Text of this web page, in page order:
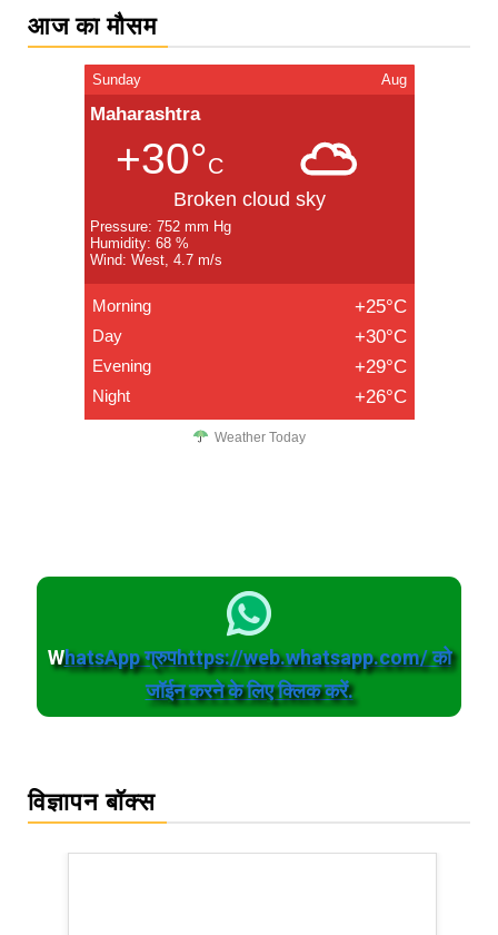
आज का मौसम
Sunday Aug
Maharashtra
+30°C
Broken cloud sky
Pressure: 752 mm Hg
Humidity: 68 %
Wind: West, 4.7 m/s
Morning +25°C
Day +30°C
Evening +29°C
Night +26°C
Weather Today
WhatsApp ग्रुपhttps://web.whatsapp.com/ को
जॉईन करने के लिए क्लिक करें.
विज्ञापन बॉक्स